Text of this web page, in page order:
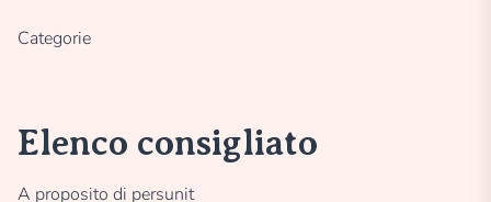
Categorie
Elenco consigliato
A proposito di persunit